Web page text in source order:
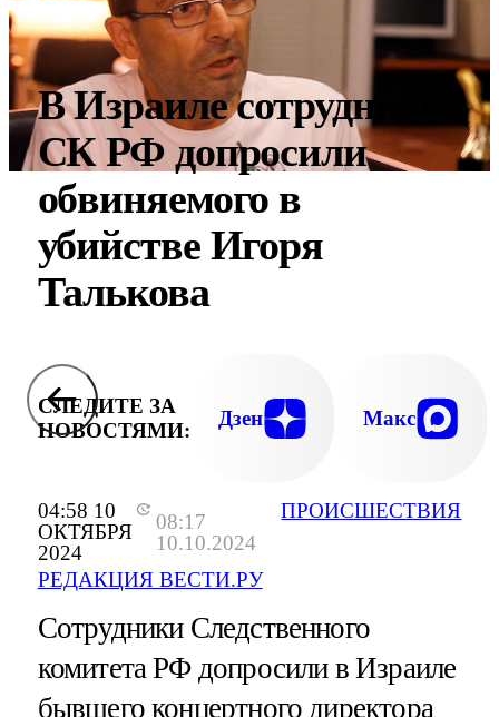
04:58 10
ОКТЯБРЯ
2024
08:17
10.10.2024
РЕДАКЦИЯ ВЕСТИ.РУ
ПРОИСШЕСТВИЯ
В Израиле сотрудники
СК РФ допросили
обвиняемого в
убийстве Игоря
Талькова
СЛЕДИТЕ ЗА
НОВОСТЯМИ:
Дзен Макс
Сотрудники Следственного
комитета РФ допросили в Израиле
бывшего концертного директора